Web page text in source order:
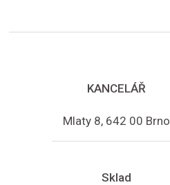
KANCELÁŘ
Mlaty 8, 642 00 Brno
Sklad